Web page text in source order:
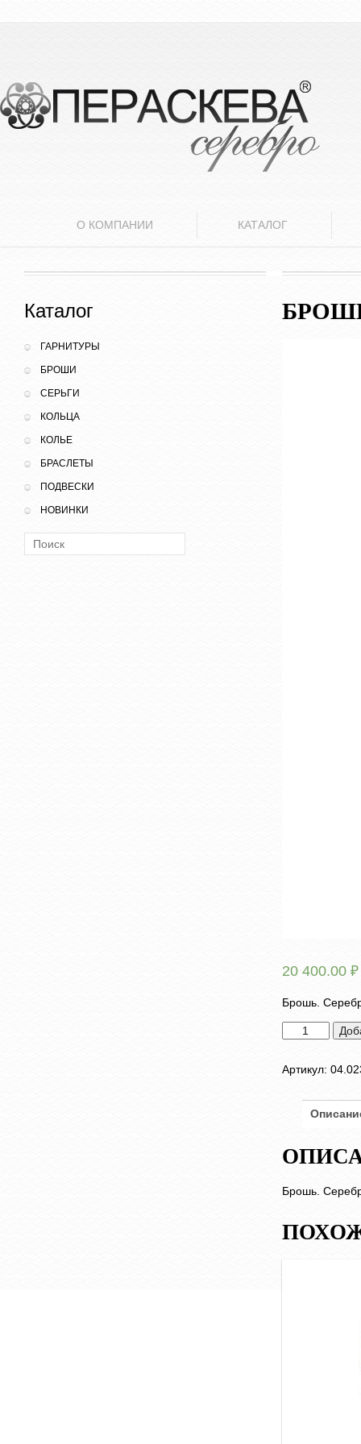
О КОМПАНИИ КАТАЛОГ
Каталог
ГАРНИТУРЫ
БРОШИ
СЕРЬГИ
КОЛЬЦА
КОЛЬЕ
БРАСЛЕТЫ
ПОДВЕСКИ
НОВИНКИ
Поиск:
20 400.00 ₽
Брошь.
Количество
товара
"Каллы".
Артикул:
Брошь.